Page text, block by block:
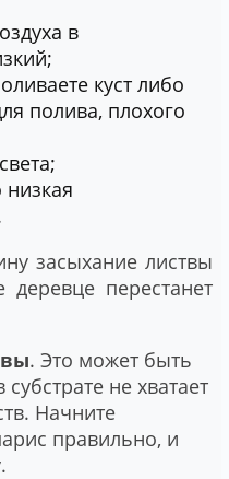
в
куст либо
полива, плохого
засыхание листвы
перестанет
. Это может быть
не хватает
Начните
правильно, и